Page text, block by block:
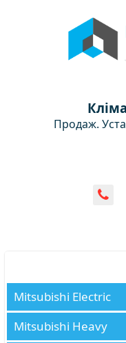
Продаж.
Mitsubishi Electric
Mitsubishi Heavy